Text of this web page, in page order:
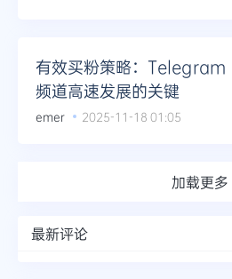
有效买粉策略：Telegram
频道高速发展的关键
emer 2025-11-18 01:05
加载更多
最新评论